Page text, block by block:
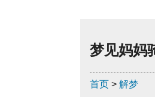
梦见妈妈
首页 > 解梦